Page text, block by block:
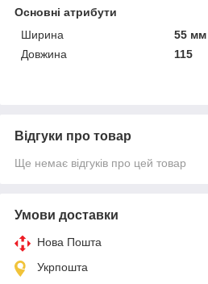
Основні атрибути
Ширина
55 мм
Довжина
115
Відгуки про товар
Ще немає відгуків про цей товар
Умови доставки
Нова Пошта
Укрпошта